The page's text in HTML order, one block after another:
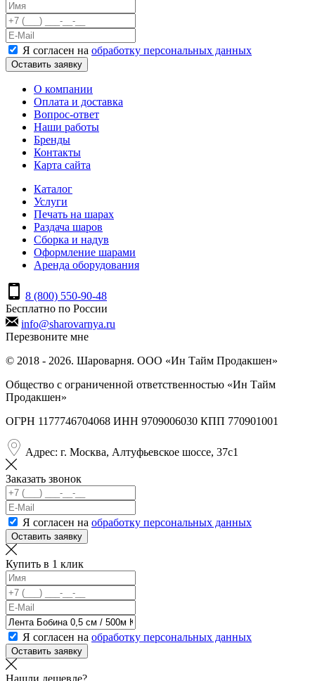
Я согласен на обработку персональных данных
Оставить заявку
О компании
Оплата и доставка
Вопрос-ответ
Наши работы
Бренды
Контакты
Карта сайта
Каталог
Услуги
Печать на шарах
Раздача шаров
Сборка и надув
Оформление шарами
Аренда оборудования
8 (800) 550-90-48
Бесплатно по России
info@sharovarnya.ru
Перезвоните мне
© 2018 - 2026. Шароварня. ООО «Ин Тайм Продакшен»
Общество с ограниченной ответственностью «Ин Тайм
Продакшен»
ОГРН 1177746704068 ИНН 9709006030 КПП 770901001
Адрес: г. Москва, Алтуфьевское шоссе, 37с1
Заказать звонок
Я согласен на обработку персональных данных
Оставить заявку
Купить в 1 клик
Я согласен на обработку персональных данных
Оставить заявку